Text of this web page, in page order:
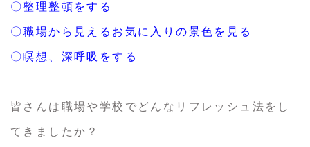
〇整理整頓をする
〇職場から見えるお気に入りの景色を見る
〇瞑想、深呼吸をする
皆さんは職場や学校でどんなリフレッシュ法をし
てきましたか？